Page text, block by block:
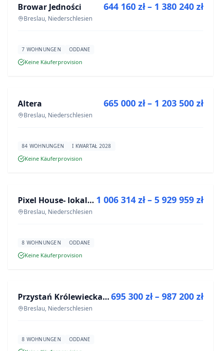
NEUBAU
Browar Jedności
Breslau, Niederschlesien
644 160 zł – 1 380 240 zł
7 WOHNUNGEN ODDANE
Keine Käuferprovision
NEUBAU
Altera
Breslau, Niederschlesien
665 000 zł – 1 203 500 zł
84 WOHNUNGEN I KWARTAŁ 2028
Keine Käuferprovision
NEUBAU Pixel House- lokale użytkowe
Breslau, Niederschlesien
1 006 314 zł – 5 929 959 zł
8 WOHNUNGEN ODDANE
Keine Käuferprovision
NEUBAU Przystań Królewiecka III
Breslau, Niederschlesien
695 300 zł – 987 200 zł
8 WOHNUNGEN ODDANE